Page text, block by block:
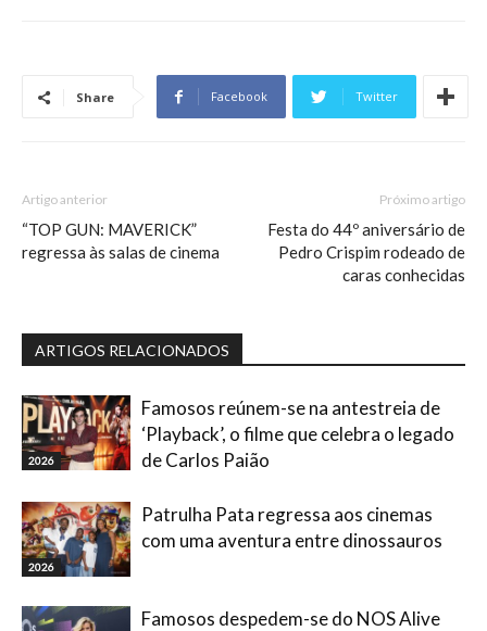
Share Facebook Twitter
Artigo anterior
“TOP GUN: MAVERICK”
regressa às salas de cinema
Próximo artigo
Festa do 44º aniversário de
Pedro Crispim rodeado de
caras conhecidas
ARTIGOS RELACIONADOS
2026
Famosos reúnem-se na antestreia de
‘Playback’, o filme que celebra o legado
de Carlos Paião
2026
Patrulha Pata regressa aos cinemas
com uma aventura entre dinossauros
Famosos despedem-se do NOS Alive